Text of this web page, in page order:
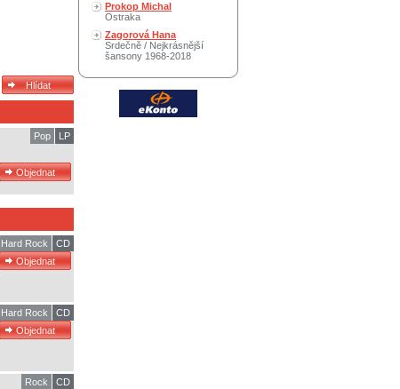
LP
Pop
CD
Hard Rock
CD
Hard Rock
CD
Rock
Prokop Michal
Ostraka
Zagorová Hana
Srdečně / Nejkrásnější
šansony 1968-2018